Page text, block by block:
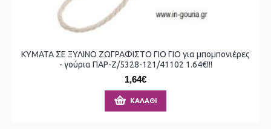
ΚΥΜΑΤΑ ΣΕ ΞΥΛΙΝΟ ΖΩΓΡΑΦΙΣΤΟ ΓΙΟ ΓΙΟ για μπομπονιέρες
- γούρια ΠΑΡ-Ζ/5328-121/41102 1.64€!!!
1,64€
ΚΑΛΆΘΙ